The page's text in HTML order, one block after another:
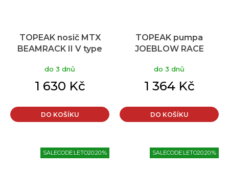
TOPEAK nosič MTX
BEAMRACK II V type
do 3 dnů
1 630 Kč
DO KOŠÍKU
TOPEAK pumpa
JOEBLOW RACE
do 3 dnů
1 364 Kč
DO KOŠÍKU
SALECODE:LETO20:20:% SALECODE:LETO20:20:%